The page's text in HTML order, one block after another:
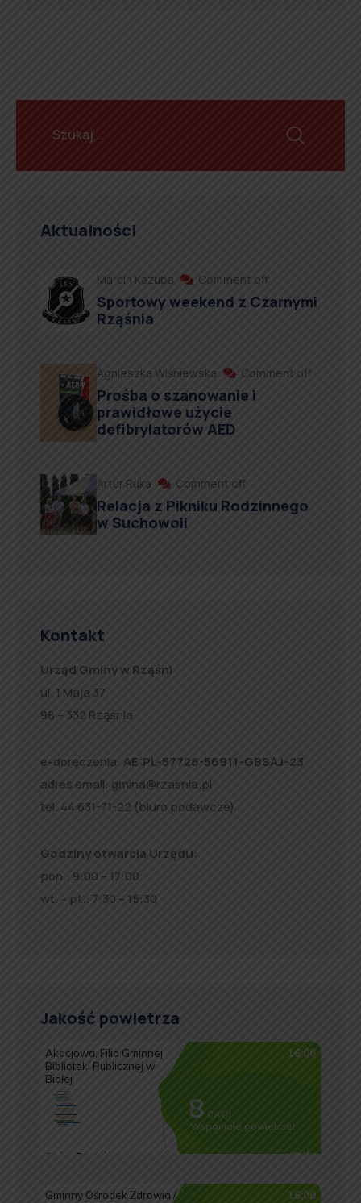
Aktualności
Marcin Kazuba Comment off
Sportowy weekend z Czarnymi
Rząśnia
Agnieszka Wiśniewska Comment off
Prośba o szanowanie i
prawidłowe użycie
defibrylatorów AED
Artur Ruka Comment off
Relacja z Pikniku Rodzinnego
w Suchowoli
Kontakt
Urząd Gminy w Rząśni
ul. 1 Maja 37
98 – 332 Rząśnia
e-doręczenia: AE:PL-57726-56911-GBSAJ-23
adres email: gmina@rzasnia.pl
tel. 44 631-71-22 (biuro podawcze)
Godziny otwarcia Urzędu:
pon.: 9:00 – 17:00
wt. – pt.: 7:30 – 15:30
Jakość powietrza